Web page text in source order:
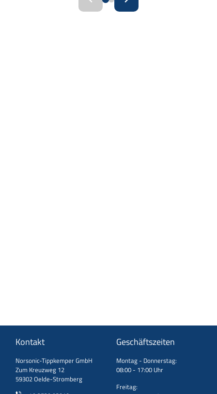
Kontakt
Norsonic-Tippkemper GmbH
Zum Kreuzweg 12
59302 Oelde-Stromberg
Geschäftszeiten
Montag - Donnerstag:
08:00 - 17:00 Uhr
Freitag: